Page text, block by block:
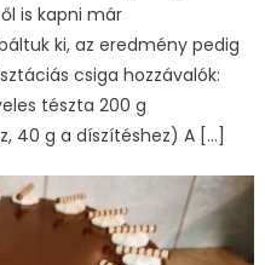
is kapni már
ki, az eredmény pedig
csiga hozzávalók:
tészta 200 g
40 g a díszítéshez) A […]